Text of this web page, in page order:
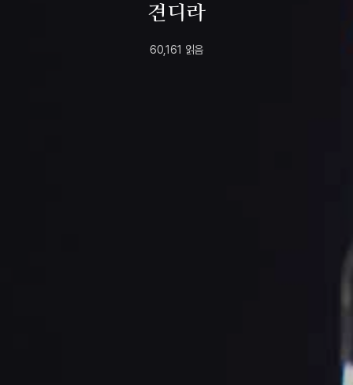
견디라
2022년
60,161 읽음